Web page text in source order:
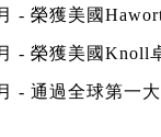
- 榮獲美國
- 榮獲美國Knoll
- 通過全球第一